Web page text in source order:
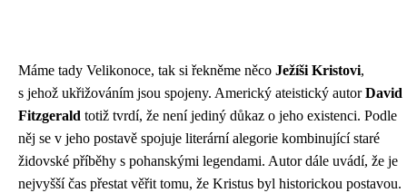
Máme tady Velikonoce, tak si řekněme něco Ježíši Kristovi,
s jehož ukřižováním jsou spojeny. Americký ateistický autorDavid
Fitzgerald totiž tvrdí, že není jediný důkaz o jeho existenci. Podle
něj se v jeho postavě spojuje literární alegorie kombinující staré
židovské příběhy s pohanskými legendami. Autor dále uvádí, že je
nejvyšší čas přestat věřit tomu, že Kristus byl historickou postavou.